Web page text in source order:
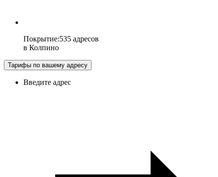
Покрытие:535 адресов
в Колпино
Тарифы по вашему адресу
Введите адрес